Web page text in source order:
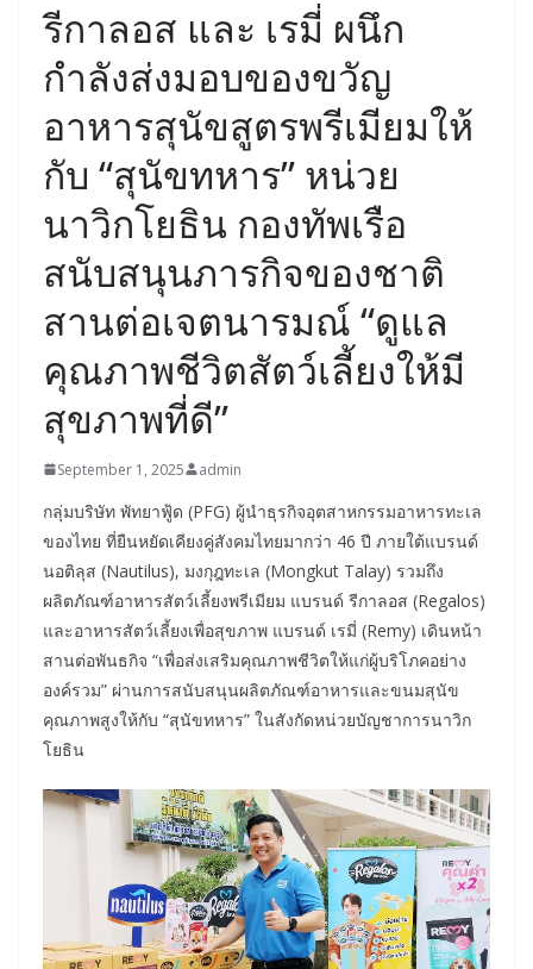
รีกาลอส และ เรมี่ ผนึก
กำลังส่งมอบของขวัญ
อาหารสุนัขสูตรพรีเมียมให้
กับ “สุนัขทหาร” หน่วย
นาวิกโยธิน กองทัพเรือ
สนับสนุนภารกิจของชาติ
สานต่อเจตนารมณ์ “ดูแล
คุณภาพชีวิตสัตว์เลี้ยงให้มี
สุขภาพที่ดี”
September 1, 2025 admin
กลุ่มบริษัท พัทยาฟู้ด (PFG) ผู้นำธุรกิจอุตสาหกรรมอาหารทะเล
ของไทย ที่ยืนหยัดเคียงคู่สังคมไทยมากว่า 46 ปี ภายใต้แบรนด์
นอติลุส (Nautilus), มงกุฎทะเล (Mongkut Talay) รวมถึง
ผลิตภัณฑ์อาหารสัตว์เลี้ยงพรีเมียม แบรนด์ รีกาลอส (Regalos)
และอาหารสัตว์เลี้ยงเพื่อสุขภาพ แบรนด์ เรมี่ (Remy) เดินหน้า
สานต่อพันธกิจ “เพื่อส่งเสริมคุณภาพชีวิตให้แก่ผู้บริโภคอย่าง
องค์รวม” ผ่านการสนับสนุนผลิตภัณฑ์อาหารและขนมสุนัข
คุณภาพสูงให้กับ “สุนัขทหาร” ในสังกัดหน่วยบัญชาการนาวิก
โยธิน